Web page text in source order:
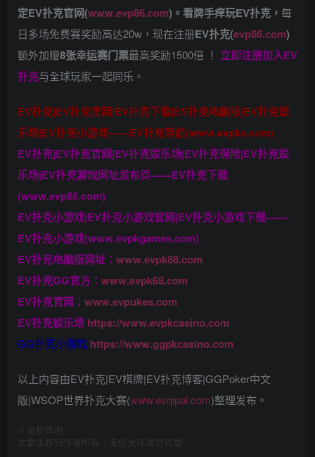
定EV扑克官网(www.evp86.com)。看牌手痒玩EV扑克， 每
日多场免费赛奖励高达20w，现在注册EV扑克(evp86.com)
额外加赠8张幸运赛门票最高奖励1500倍 ！ 立即注册加入EV
扑克与全球玩家一起同乐。
EV扑克|EV扑克官网|EV扑克下载|EV扑克电脑版|EV扑克娱
乐场|EV扑克小游戏——EV扑克导航(www.evpks.com)
EV扑克|EV扑克官网|EV扑克娱乐场|EV扑克保险|EV扑克娱
乐场|EV扑克游戏网址发布页——EV扑克下载
(www.evp86.com)
EV扑克小游戏|EV扑克小游戏官网|EV扑克小游戏下载——
EV扑克小游戏(www.evpkgames.com)
EV扑克电脑版网址： www.evpk88.com
EV扑克GG官方： www.evpk68.com
EV扑克官网： www.evpukes.com
EV扑克娱乐场 https://www.evpkcasino.com
GG扑克小游戏 https://www.ggpkcasino.com
以上内容由EV扑克|EV棋牌|EV扑克博客|GGPoker中文
版|WSOP世界扑克大赛(www.evqipai.com)整理发布。
版权声明
文章版权归作者所有，未经允许请勿转载。